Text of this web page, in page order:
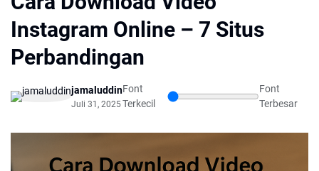
Instagram Online – 7 Situs
Perbandingan
jamaluddin
Juli 31, 2025
Font
Terkecil
Font
Terbesar